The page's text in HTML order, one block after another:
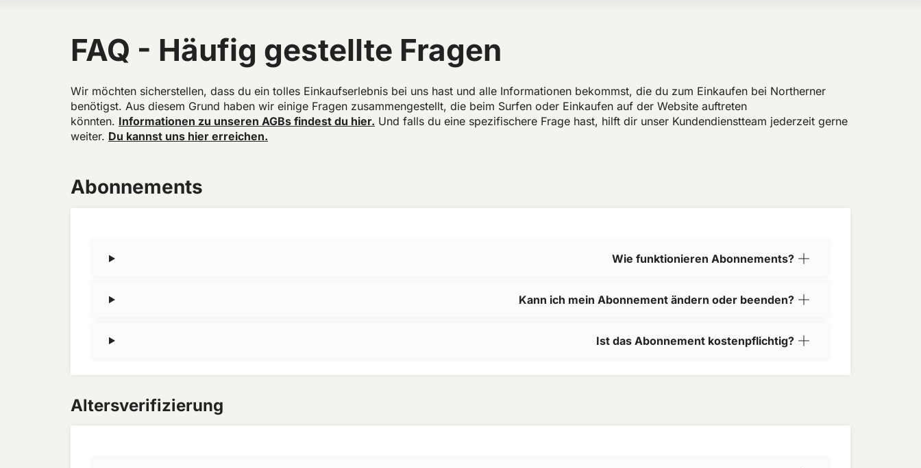
FAQ - Häufig gestellte Fragen
Wir möchten sicherstellen, dass du ein tolles Einkaufserlebnis bei uns hast und alle Informationen bekommst, die du zum Einkaufen bei Northerner
benötigst. Aus diesem Grund haben wir einige Fragen zusammengestellt, die beim Surfen oder Einkaufen auf der Website auftreten
könnten. Informationen zu unseren AGBs findest du hier. Und falls du eine spezifischere Frage hast, hilft dir unser Kundendienstteam jederzeit gerne
weiter. Du kannst uns hier erreichen.
Abonnements
Wie funktionieren Abonnements?
Kann ich mein Abonnement ändern oder beenden?
Ist das Abonnement kostenpflichtig?
Altersverifizierung